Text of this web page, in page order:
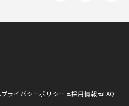
プライバシーポリシー 採用情報 FAQ